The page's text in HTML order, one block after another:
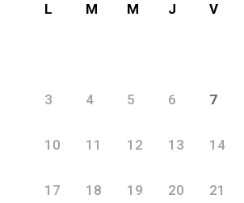
L M M J V
3 4 5 6 7
10 11 12 13 14
17 18 19 20 21